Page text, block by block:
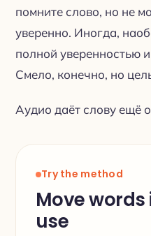
помните слово, но не
уверенно. Иногда,
полной уверенностью
Смело, конечно, но
Аудио даёт слову ещё
Try the method
Move
use